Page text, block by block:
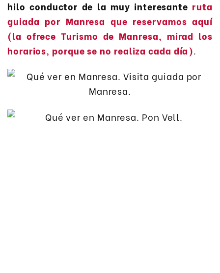
hilo conductor de la muy interesante ruta
guiada por Manresa que reservamos aquí
(la ofrece Turismo de Manresa, mirad los
horarios, porque se no realiza cada día).